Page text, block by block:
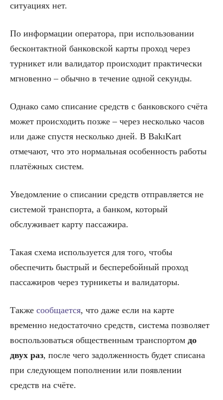
ситуациях нет.
По информации оператора, при использовании
бесконтактной банковской карты проход через
турникет или валидатор происходит практически
мгновенно – обычно в течение одной секунды.
Однако само списание средств с банковского счёта
может происходить позже – через несколько часов
или даже спустя несколько дней. В BakıKart
отмечают, что это нормальная особенность работы
платёжных систем.
Уведомление о списании средств отправляется не
системой транспорта, а банком, который
обслуживает карту пассажира.
Такая схема используется для того, чтобы
обеспечить быстрый и бесперебойный проход
пассажиров через турникеты и валидаторы.
Также сообщается, что даже если на карте
временно недостаточно средств, система позволяет
воспользоваться общественным транспортом до
двух раз, после чего задолженность будет списана
при следующем пополнении или появлении
средств на счёте.